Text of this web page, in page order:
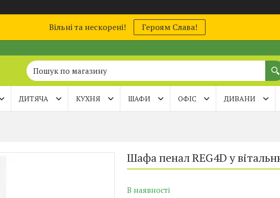
Вільні та нескорені! Героям Слава!
ДИТЯЧА КУХНЯ ШАФИ ОФІС ДИВАНИ
Шафа пенал REG4D у
В наявності